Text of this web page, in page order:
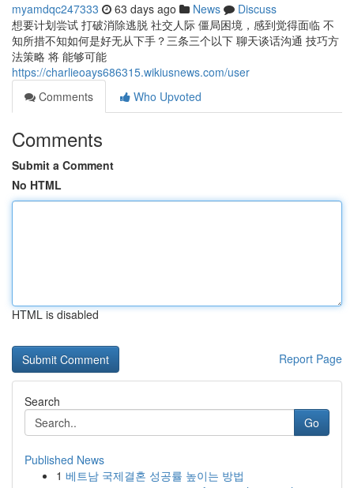
myamdqc247333 63 days ago News
Discuss
想要计划尝试 打破消除逃脱 社交人际 僵局困境，感到觉得面临 不
知所措不知如何是好无从下手？三条三个以下 聊天谈话沟通 技巧方
法策略 将 能够可能
https://charlieoays686315.wikiusnews.com/user
Comments
Who Upvoted
Comments
Submit a Comment
No HTML
HTML is disabled
Report Page
Search
Go
Published News
1 베트남 국제결혼 성공률 높이는 방법